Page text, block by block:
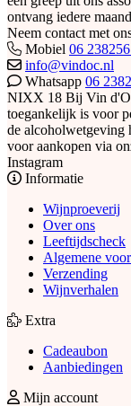
ontvang iedere
Neem contact met
Mobiel 06
info@vindoc.nl
Whatsapp 06
NIXX 18 Bij Vin
toegankelijk is voor
de alcoholwetgeving
voor aankopen via
Instagram
Informatie
Wijnproeverij
Over ons
Leeftijdscheck
Algemene
Verzending
Wijnverhalen
Extra
Cadeaubon
Aanbiedingen
Mijn account